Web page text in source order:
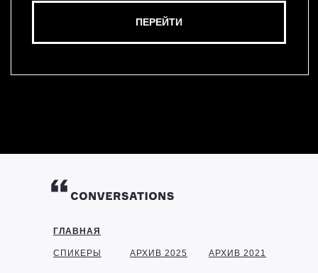
ГЛАВНАЯ
СПИКЕРЫ АРХИВ 2025 АРХИВ 2021